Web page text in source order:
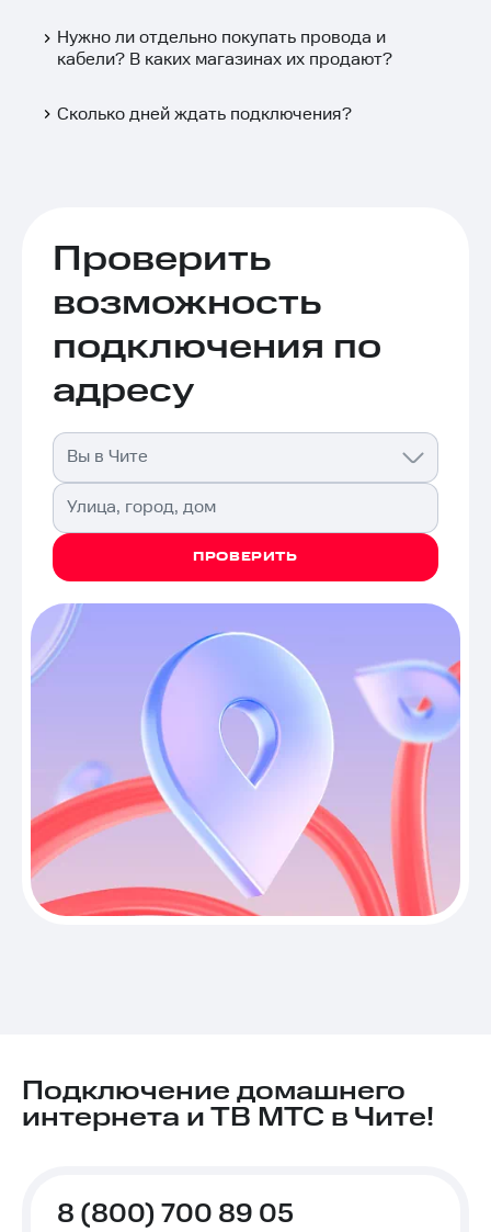
Нужно ли отдельно покупать провода и
кабели? В каких магазинах их продают?
Сколько дней ждать подключения?
Проверить
возможность
подключения по
адресу
Вы в Чите
Улица, город, дом
ПРОВЕРИТЬ
Подключение домашнего
интернета и ТВ МТС в Чите!
8 (800) 700 89 05